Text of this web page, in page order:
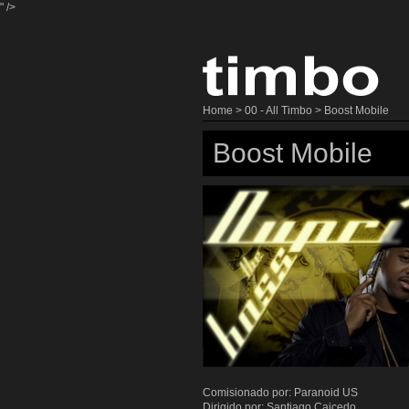
" />
Home > 00 - All Timbo > Boost Mobile
Boost Mobile
Comisionado por: Paranoid US